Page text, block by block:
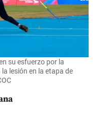
su esfuerzo por la
lesión en la etapa de